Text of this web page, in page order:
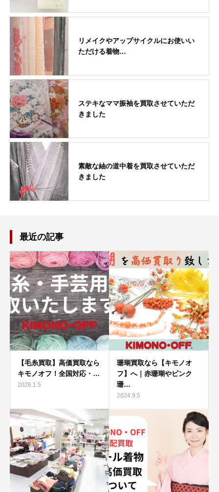
リメイクやアップサイクルにお使いい
ただける着物…
ステキなママ振袖を買取させていただ
きました
素敵な紬の道中着を買取させていただ
きました
最近の記事
【毛糸買取】高価買取なら
キモノオフ！全国対応・…
2026.1.5
珊瑚買取なら【キモノオ
フ】へ｜赤珊瑚やピンク
珊…
2024.9.5